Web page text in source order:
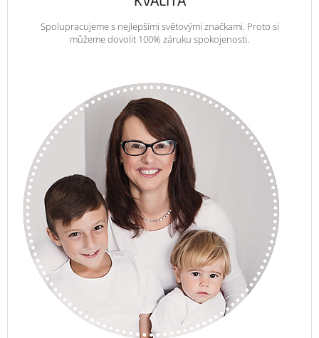
Spolupracujeme s nejlepšími světovými značkami. Proto si
můžeme dovolit 100% záruku spokojenosti.